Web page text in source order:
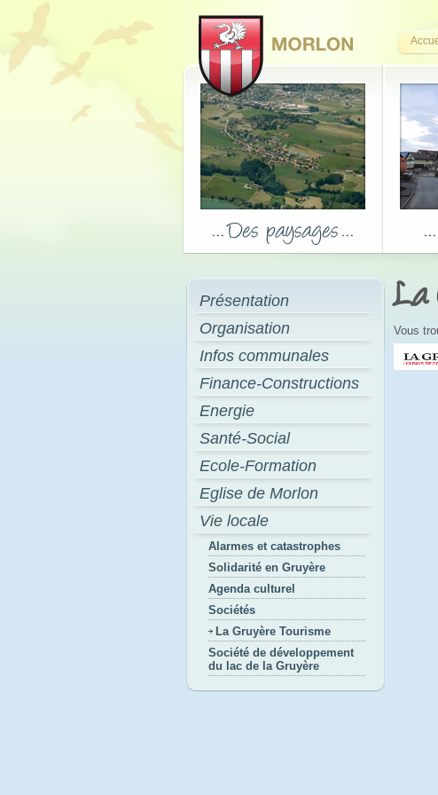
Présentation
Organisation
Infos communales
Finance-Constructions
Energie
Santé-Social
Ecole-Formation
Eglise de Morlon
Vie locale
Alarmes et catastrophes
Solidarité en Gruyère
Agenda culturel
Sociétés
La Gruyère Tourisme
Société de développement
du lac de la Gruyère
La
Vous